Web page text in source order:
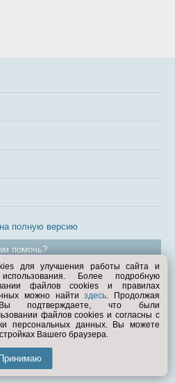
полную версию
помочь?
1998—2026
для улучшения работы сайта и
Более подробную
файлов cookies и правилах
можно найтиздесь. Продолжая
Вы подтверждаете, что были
файлов cookies и согласны с
персональных данных. Вы можете
Вашего браузера.
Принимаю